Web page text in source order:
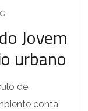
Jovem
urbano
de
conta